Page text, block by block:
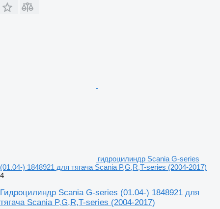
гидроцилиндр Scania G-series
(01.04-) 1848921 для тягача Scania P,G,R,T-series (2004-2017)
4
Гидроцилиндр Scania G-series (01.04-) 1848921 для
тягача Scania P,G,R,T-series (2004-2017)